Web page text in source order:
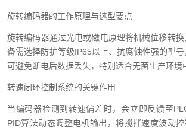
旋转编码器的工作原理与选型要点
旋转编码器通过光电或磁电原理将机械位移转
备需选择防护等级IP65以上、抗腐蚀性强的型
可避免断电后数据丢失，特别适合无菌生产环境
转速闭环控制系统的关键作用
当编码器检测到转速偏差时，会立即反馈至
PID算法动态调整电机输出，将搅拌速度波动